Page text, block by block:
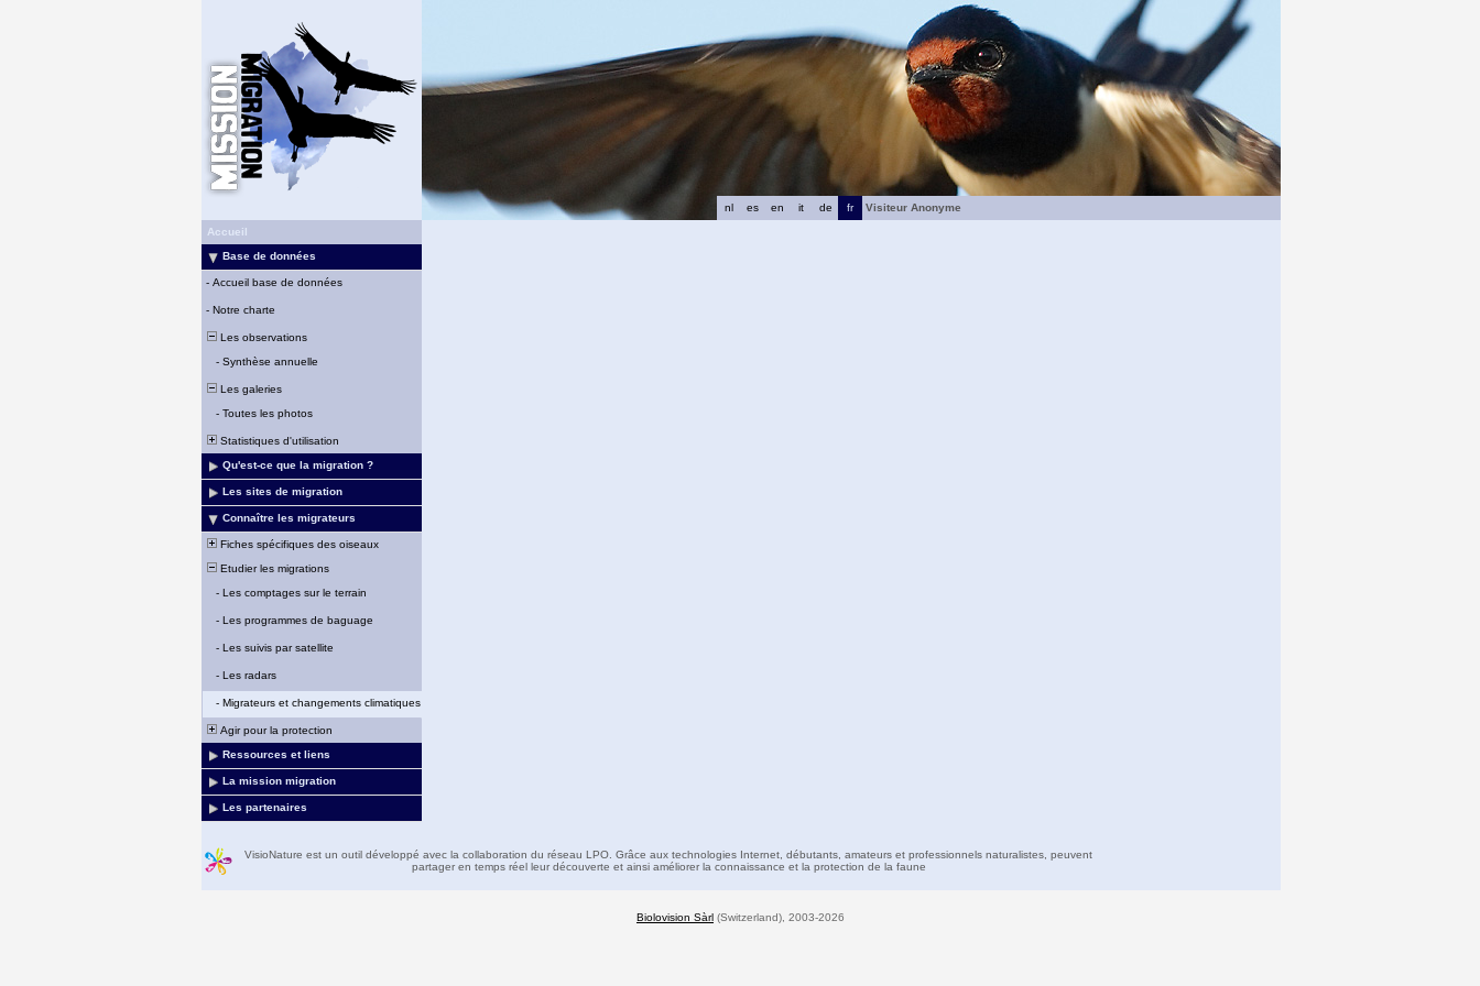
fr
de
it
en
es
nl
Visiteur Anonyme
Accueil
Base de données
- Accueil base de données
- Notre charte
Les observations
- Synthèse annuelle
Les galeries
- Toutes les photos
Statistiques d'utilisation
Qu'est-ce que la migration ?
Les sites de migration
Connaître les migrateurs
Fiches spécifiques des oiseaux
Etudier les migrations
- Les comptages sur le terrain
- Les programmes de baguage
- Les suivis par satellite
- Les radars
- Migrateurs et changements climatiques
Agir pour la protection
Ressources et liens
La mission migration
Les partenaires
VisioNature est un outil développé avec la collaboration du réseau LPO. Grâce aux technologies Internet, débutants, amateurs et professionnels naturalistes, peuvent
partager en temps réel leur découverte et ainsi améliorer la connaissance et la protection de la faune
Biolovision Sàrl (Switzerland), 2003-2026